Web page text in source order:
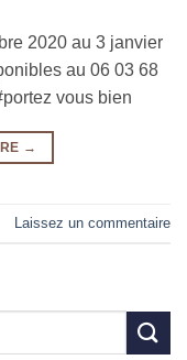
2020 au 3 janvier
au 06 03 68
vous bien
→
Laissez un commentaire